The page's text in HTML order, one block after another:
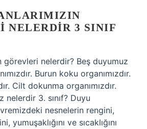
NELERDIR 3 SINIF
görevleri nelerdir? Beş duyumuz
Burun koku organımızdır.
Cilt dokunma organımızdır.
nelerdir 3. sınıf? Duyu
nesnelerin rengini,
yumuşaklığını ve sıcaklığını